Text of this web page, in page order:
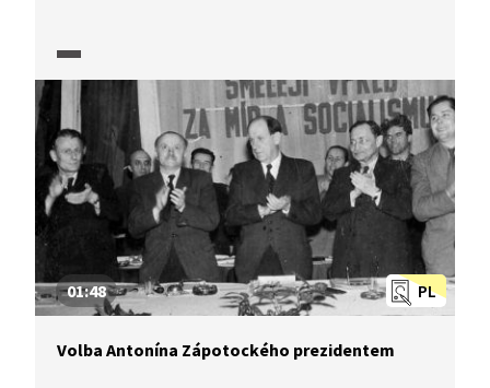
Stalina.
PL
01:48
Volba Antonína Zápotockého prezidentem